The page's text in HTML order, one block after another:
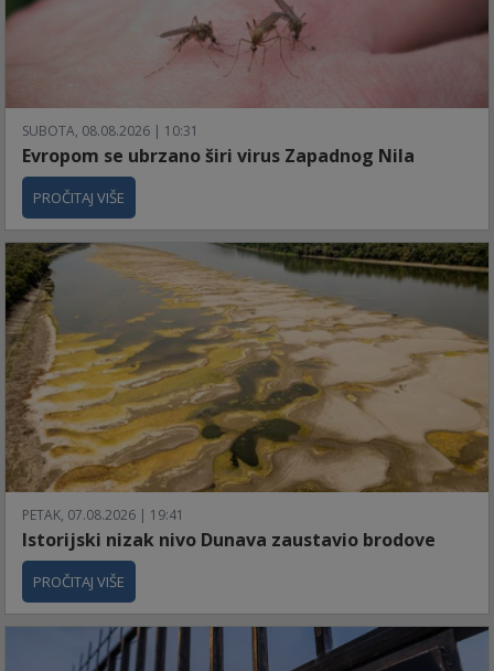
SUBOTA, 08.08.2026 | 10:31
Evropom se ubrzano širi virus Zapadnog Nila
PROČITAJ VIŠE
PETAK, 07.08.2026 | 19:41
Istorijski nizak nivo Dunava zaustavio brodove
PROČITAJ VIŠE